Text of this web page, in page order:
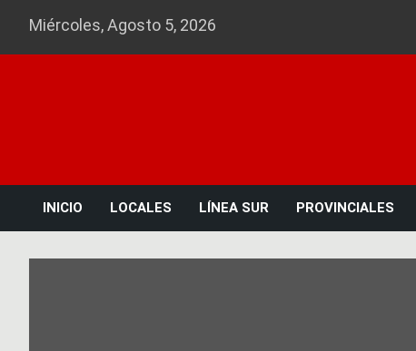
Miércoles, Agosto 5, 2026
INICIO LOCALES LÍNEA SUR PROVINCIALES